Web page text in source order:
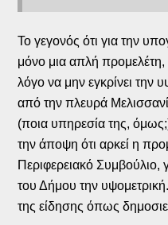
Το γεγονός ότι για την
μόνο μια απλή προμελέτη,
λόγο να μην εγκρίνει την
από την πλευρά
(ποια υπηρεσία της,
την άποψη ότι αρκεί η
Περιφερειακό Συμβούλιο,
του Δήμου την υψομετρική.
της είδησης όπως